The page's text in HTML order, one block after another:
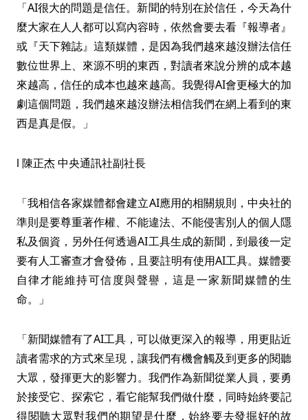
「AI很大的問題是信任。新聞的特別在於信任，今天為什
麼大家在人人都可以寫內容時，依然會要去看『報導者』
或『天下雜誌』這類媒體，是因為我們越來越沒辦法信任
數位世界上、來源不明的東西，對讀者來說分辨的成本越
來越高，信任的成本也越來越高。我覺得AI會更極大的加
劇這個問題，我們越來越沒辦法相信我們在網上看到的東
西是真是假。」
l 陳正杰 中央通訊社副社長
「我相信各家媒體都會建立AI應用的相關規則，中央社的
準則是要尊重著作權、不能違法、不能侵害別人的個人隱
私及個資，另外任何透過AI工具生成的新聞，到最後一定
要有人工審查才會發佈，且要註明有使用AI工具。媒體要
自律才能維持可信度與聲譽，這是一家新聞媒體的生
命。」
「新聞媒體有了AI工具，可以做更深入的報導，用更貼近
讀者需求的方式來呈現，讓我們有機會觸及到更多的閱聽
大眾，發揮更大的影響力。我們作為新聞從業人員，要勇
於接受它、探索它，看它能幫我們做什麼，同時始終要記
得閱聽大眾對我們的期望是什麼，始終要去發掘好的故